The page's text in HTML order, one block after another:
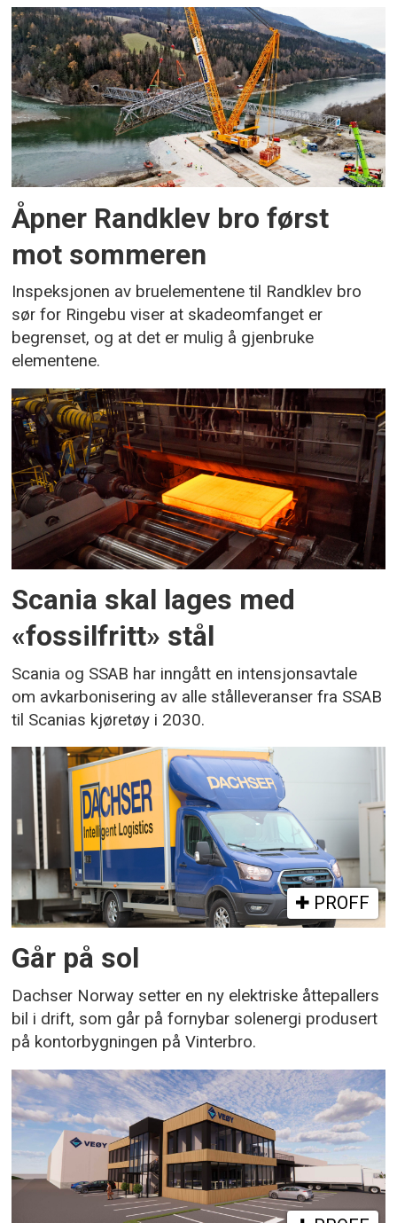
Åpner Randklev bro først
mot sommeren
Inspeksjonen av bruelementene til Randklev bro
sør for Ringebu viser at skadeomfanget er
begrenset, og at det er mulig å gjenbruke
elementene.
Scania skal lages med
«fossilfritt» stål
Scania og SSAB har inngått en intensjonsavtale
om avkarbonisering av alle stålleveranser fra SSAB
til Scanias kjøretøy i 2030.
PROFF
Går på sol
Dachser Norway setter en ny elektriske åttepallers
bil i drift, som går på fornybar solenergi produsert
på kontorbygningen på Vinterbro.